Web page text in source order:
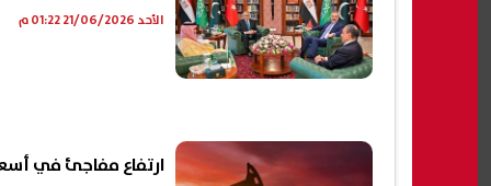
الأحد 21/06/2026 01:22 م
ارتفاع مفاجئ في